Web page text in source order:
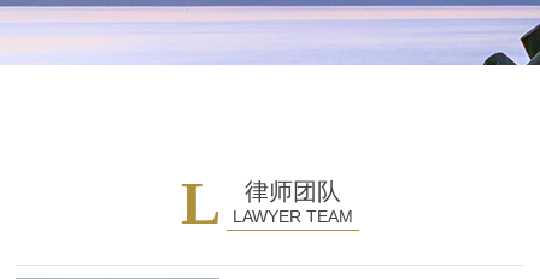
L 律师团队
LAWYER TEAM